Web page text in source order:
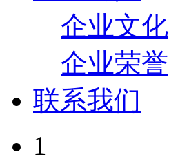
企业文化
企业荣誉
联系我们
1